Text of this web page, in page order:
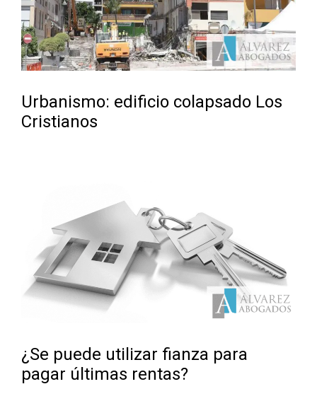
Urbanismo: edificio colapsado Los
Cristianos
¿Se puede utilizar fianza para
pagar últimas rentas?